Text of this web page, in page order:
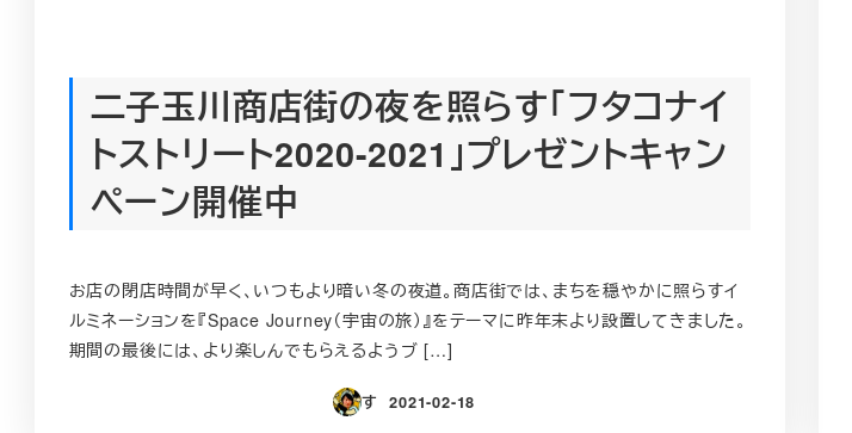
二子玉川商店街の夜を照らす「フタコナイ
トストリート2020-2021」プレゼントキャン
ペーン開催中
お店の閉店時間が早く、いつもより暗い冬の夜道。商店街では、まちを穏やかに照らすイ
ルミネーションを『Space Journey（宇宙の旅）』をテーマに昨年末より設置してきました。
期間の最後には、より楽しんでもらえるようブ […]
す
投稿日
2021-02-18